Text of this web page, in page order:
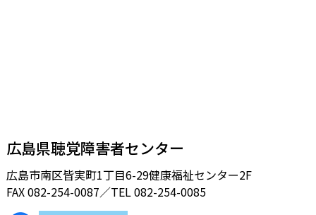
広島県聴覚障害者センター
広島市南区皆実町1丁目6-29健康福祉センター2F
FAX 082-254-0087／TEL082-254-0085